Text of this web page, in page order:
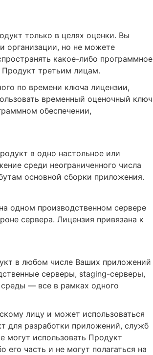
только в целях оценки. Вы
организации, но не можете
какое-либо программное
третьим лицам.
по времени ключа лицензии,
временный оценочный ключ
обеспечении,
в одно настольное или
среди неограниченного числа
основной сборки приложения.
одном производственном сервере
сервера. Лицензия привязана к
в любом числе Ваших приложений
серверы, staging-серверы,
— все в рамках одного
лицу и может использоваться
для разработки приложений, служб
могут использовать Продукт
часть и не могут полагаться на